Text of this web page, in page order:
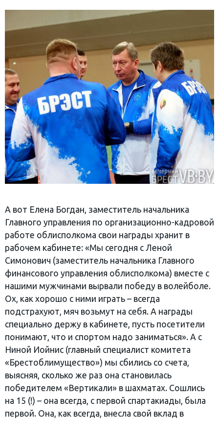
А вот Елена Богдан, заместитель начальника
Главного управления по организационно-кадровой
работе облисполкома свои награды хранит в
рабочем кабинете: «Мы сегодня с Леной
Симонович (заместитель начальника Главного
финансового управления облисполкома) вместе с
нашими мужчинами вырвали победу в волейболе.
Ох, как хорошо с ними играть – всегда
подстрахуют, мяч возьмут на себя. А награды
специально держу в кабинете, пусть посетители
понимают, что и спортом надо заниматься». А с
Ниной Иойнис (главный специалист комитета
«Брестоблимущество») мы сбились со счета,
выясняя, сколько же раз она становилась
победителем «Вертикали» в шахматах. Сошлись
на 15 (!) – она всегда, с первой спартакиады, была
первой. Она, как всегда, внесла свой вклад в